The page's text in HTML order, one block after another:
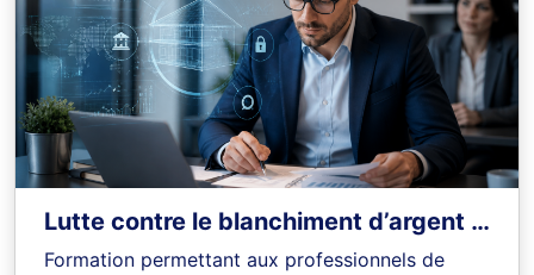
Lutte contre le blanchiment d’argent et le financement du terrorisme (LCB-FT) – TRACFIN
Formation permettant aux professionnels de